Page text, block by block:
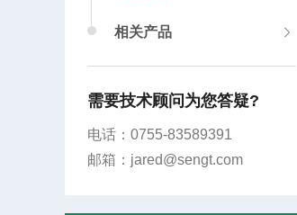
相关产品
需要技术顾问为您答疑?
电话：0755-83589391
邮箱：jared@sengt.com